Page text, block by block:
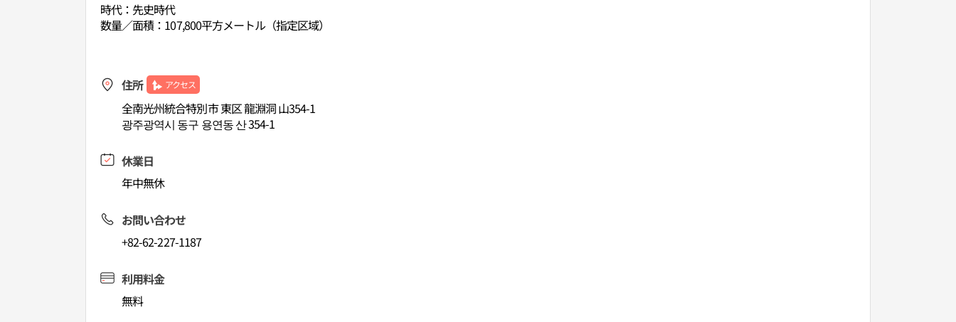
時代：先史時代
数量／面積：107,800平方メートル（指定区域）
住所 アクセス
全南光州統合特別市 東区 龍淵洞 山354-1
광주광역시 동구 용연동 산 354-1
休業日
年中無休
お問い合わせ
+82-62-227-1187
利用料金
無料